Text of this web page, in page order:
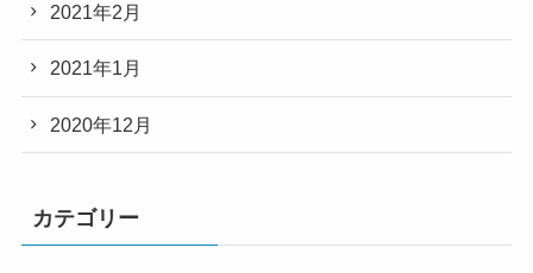
2021年2月
2021年1月
2020年12月
カテゴリー